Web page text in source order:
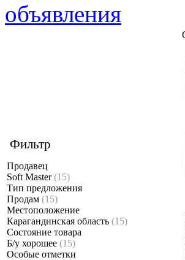
объявления
Фильтр
Продавец
Soft Master(15)
Тип предложения
Продам (15)
Местоположение
Карагандинская область (15)
Состояние товара
Б/у хорошее (15)
Особые отметки